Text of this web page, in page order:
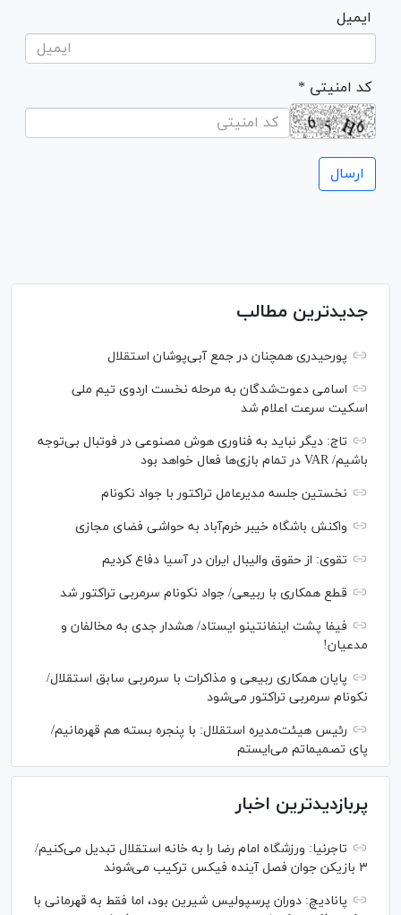
ایمیل
* کد امنیتی
جدیدترین مطالب
پورحیدری همچنان در جمع آبی‌پوشان استقلال
اسامی دعوت‌شدگان به مرحله نخست اردوی تیم ملی
اسکیت سرعت اعلام شد
تاج: دیگر نباید به فناوری هوش مصنوعی در فوتبال بی‌توجه
باشیم/ VAR در تمام بازی‌ها فعال خواهد بود
نخستین جلسه مدیرعامل تراکتور با جواد نکونام
واکنش باشگاه خیبر خرم‌آباد به حواشی فضای مجازی
تقوی: از حقوق والیبال ایران در آسیا دفاع کردیم
قطع همکاری با ربیعی/ جواد نکونام سرمربی تراکتور شد
فیفا پشت اینفانتینو ایستاد/ هشدار جدی به مخالفان و
مدعیان!
پایان همکاری ربیعی و مذاکرات با سرمربی سابق استقلال/
نکونام سرمربی تراکتور می‌شود
رئیس هیئت‌مدیره استقلال: با پنجره بسته هم قهرمانیم/
پای تصمیماتم می‌ایستم
پربازدیدترین اخبار
تاجرنیا: ورزشگاه امام رضا را به خانه استقلال تبدیل می‌کنیم/
۳ بازیکن جوان فصل آینده فیکس ترکیب می‌شوند
پانادیچ: دوران پرسپولیس شیرین بود، اما فقط به قهرمانی با